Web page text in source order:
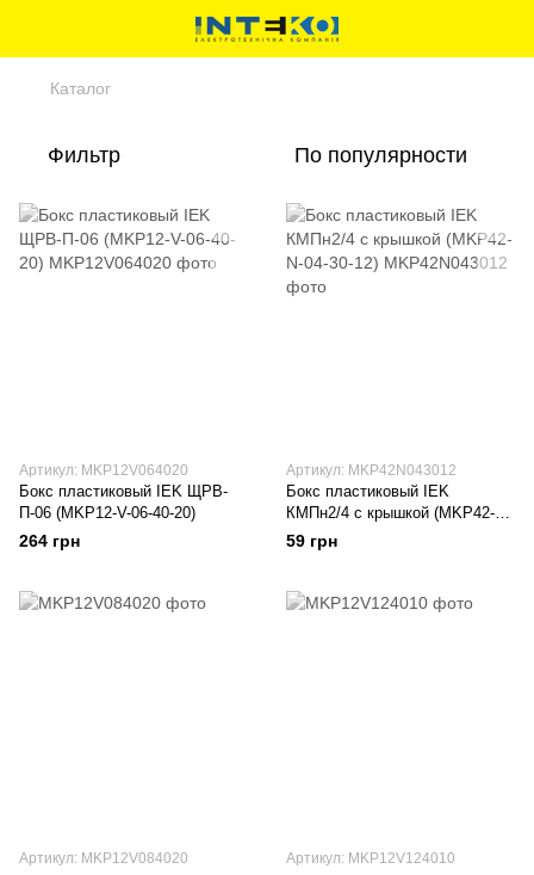
Каталог
Фильтр По популярности
Артикул: MKP12V064020
Бокс пластиковый IEK ЩРВ-
П-06 (MKP12-V-06-40-20)
264 грн
Артикул: MKP42N043012
Бокс пластиковый IEK
КМПн2/4 с крышкой (MKP42-N-
04-30-12)
59 грн
Артикул: MKP12V084020 Артикул: MKP12V124010